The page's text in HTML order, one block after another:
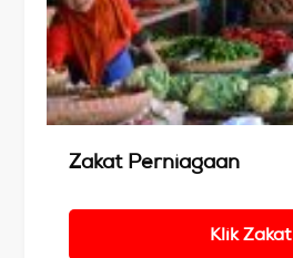
Zakat Perniagaan
Klik Zakat
Details